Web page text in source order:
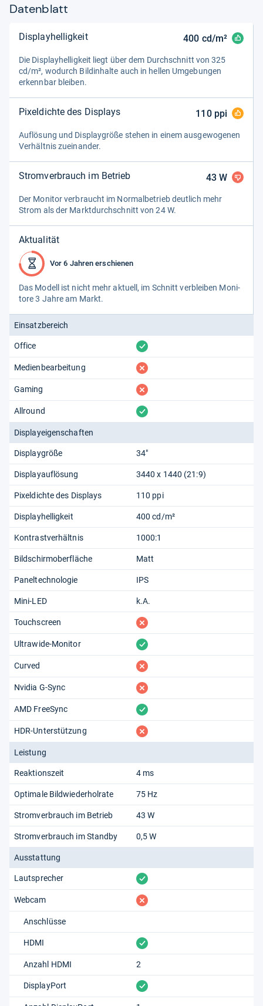
Datenblatt
Displayhelligkeit 400 cd/m²
Die Dis­play­hel­lig­keit liegt über dem Durch­schnitt von 325
cd/m², wodurch Bild­in­halte auch in hel­len Umge­bun­gen
erkenn­bar blei­ben.
Pixeldichte des Displays 110ppi
Auf­lö­sung und Dis­play­größe ste­hen in einem aus­ge­wo­ge­nen
Ver­hält­nis zuein­an­der.
Stromverbrauch im Betrieb 43W
Der Moni­tor ver­braucht im Nor­mal­be­trieb deut­lich mehr
Strom als der Markt­durch­schnitt von 24 W.
Aktualität
Vor 6 Jahren erschienen
Das Modell ist nicht mehr aktu­ell, im Schnitt ver­blei­ben Moni­
tore 3 Jahre am Markt.
Einsatzbereich
Office vorhanden
Medienbearbeitung fehlt
Gaming fehlt
Allround vorhanden
Displayeigenschaften
Displaygröße 34"
Displayauflösung 3440 x 1440 (21:9)
Pixeldichte des Displays 110 ppi
Displayhelligkeit 400 cd/m²
Kontrastverhältnis 1000:1
Bildschirmoberfläche Matt
Paneltechnologie IPS
Mini-LED k.A.
Touchscreen fehlt
Ultrawide-Monitor vorhanden
Curved fehlt
Nvidia G-Sync fehlt
AMD FreeSync vorhanden
HDR-Unterstützung fehlt
Leistung
Reaktionszeit 4 ms
Optimale Bildwiederholrate 75 Hz
Stromverbrauch im Betrieb 43 W
Stromverbrauch im Standby 0,5 W
Ausstattung
Lautsprecher vorhanden
Webcam fehlt
Anschlüsse
HDMI vorhanden
Anzahl HDMI 2
DisplayPort vorhanden